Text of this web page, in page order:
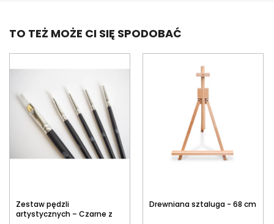
TO TEŻ MOŻE CI SIĘ SPODOBAĆ
Zestaw pędzli
artystycznych – Czarne z
Drewniana sztaluga - 68 cm